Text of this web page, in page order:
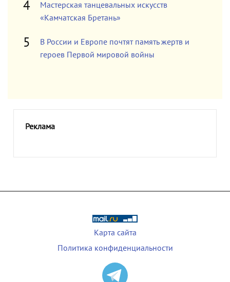
Мастерская танцевальных искусств
«Камчатская Бретань»
В России и Европе почтят память жертв и
героев Первой мировой войны
Реклама
Карта сайта
Политика конфиденциальности